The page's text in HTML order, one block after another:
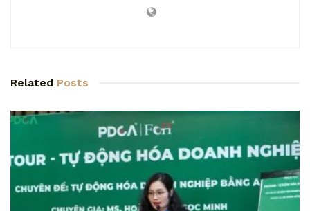
Related Posts